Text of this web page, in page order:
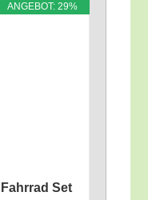
ANGE­BOT: 29%
Set